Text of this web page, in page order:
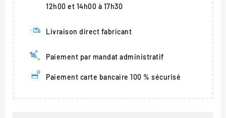
12h00 et 14h00 à 17h30
Livraison direct fabricant
Paiement par mandat administratif
Paiement carte bancaire 100 % sécurisé